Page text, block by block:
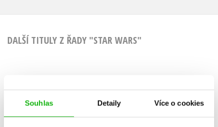
Souhlas Detaily Více o cookies
DALŠÍ TITULY Z ŘADY "STAR WARS"
Star Wars -
Dobrodružství
mladých Jediů -
Star Wars
S. T.